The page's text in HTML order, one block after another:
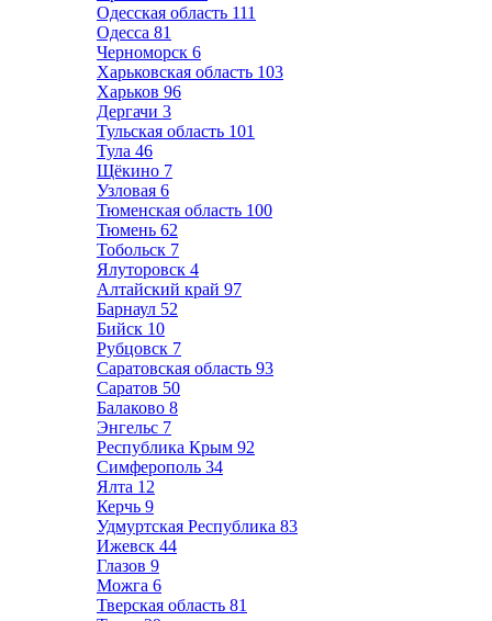
Одесская область 111
Одесса 81
Черноморск 6
Харьковская область 103
Харьков 96
Дергачи 3
Тульская область 101
Тула 46
Щёкино 7
Узловая 6
Тюменская область 100
Тюмень 62
Тобольск 7
Ялуторовск 4
Алтайский край 97
Барнаул 52
Бийск 10
Рубцовск 7
Саратовская область 93
Саратов 50
Балаково 8
Энгельс 7
Республика Крым 92
Симферополь 34
Ялта 12
Керчь 9
Удмуртская Республика 83
Ижевск 44
Глазов 9
Можга 6
Тверская область 81